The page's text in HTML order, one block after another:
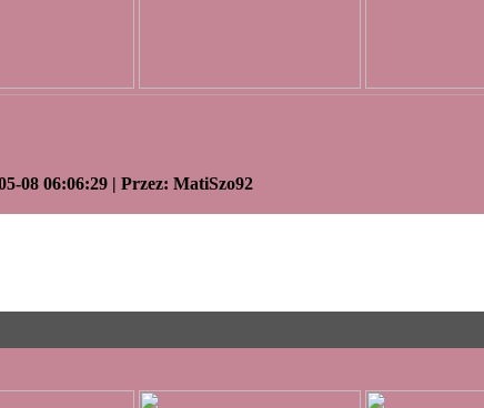
08 06:06:29 | Przez: MatiSzo92